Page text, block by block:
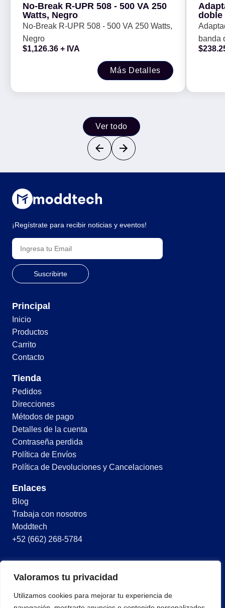
Valoramos tu privacidad
Utilizamos cookies para mejorar tu experiencia de
No-Break R-UPR 508 - 500 VA 250
Watts, Negro
No-Break R-UPR 508 - 500 VA 250 Watts,
Negro
$1,126.36 + IVA
Más Detalles
doble
banda
$
Ver todo
¡Regístrate para recibir noticias y eventos!
Principal
Inicio
Productos
Carrito
Contacto
Tienda
Pedidos
Direcciones
Métodos de pago
Detalles de la cuenta
Contraseña perdida
Política de Envíos
Política de Devoluciones y Cancelaciones
Enlaces
Blog
Trabaja con nosotros
Moddtech
+52 (662) 268-5784
© 2026 Todos los derechos reservados
Política de privacidad